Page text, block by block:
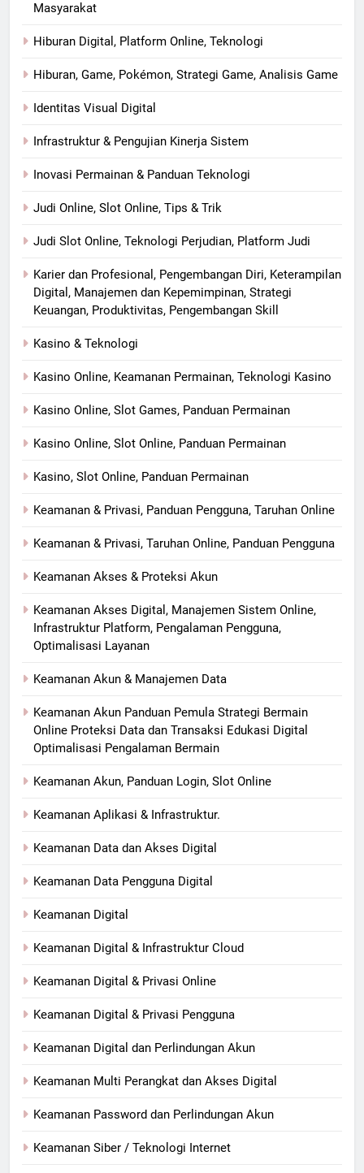
Masyarakat
Hiburan Digital, Platform Online, Teknologi
Hiburan, Game, Pokémon, Strategi Game, Analisis Game
Identitas Visual Digital
Infrastruktur & Pengujian Kinerja Sistem
Inovasi Permainan & Panduan Teknologi
Judi Online, Slot Online, Tips & Trik
Judi Slot Online, Teknologi Perjudian, Platform Judi
Karier dan Profesional, Pengembangan Diri, Keterampilan
Digital, Manajemen dan Kepemimpinan, Strategi
Keuangan, Produktivitas, Pengembangan Skill
Kasino & Teknologi
Kasino Online, Keamanan Permainan, Teknologi Kasino
Kasino Online, Slot Games, Panduan Permainan
Kasino Online, Slot Online, Panduan Permainan
Kasino, Slot Online, Panduan Permainan
Keamanan & Privasi, Panduan Pengguna, Taruhan Online
Keamanan & Privasi, Taruhan Online, Panduan Pengguna
Keamanan Akses & Proteksi Akun
Keamanan Akses Digital, Manajemen Sistem Online,
Infrastruktur Platform, Pengalaman Pengguna,
Optimalisasi Layanan
Keamanan Akun & Manajemen Data
Keamanan Akun Panduan Pemula Strategi Bermain
Online Proteksi Data dan Transaksi Edukasi Digital
Optimalisasi Pengalaman Bermain
Keamanan Akun, Panduan Login, Slot Online
Keamanan Aplikasi & Infrastruktur.
Keamanan Data dan Akses Digital
Keamanan Data Pengguna Digital
Keamanan Digital
Keamanan Digital & Infrastruktur Cloud
Keamanan Digital & Privasi Online
Keamanan Digital & Privasi Pengguna
Keamanan Digital dan Perlindungan Akun
Keamanan Multi Perangkat dan Akses Digital
Keamanan Password dan Perlindungan Akun
Keamanan Siber / Teknologi Internet